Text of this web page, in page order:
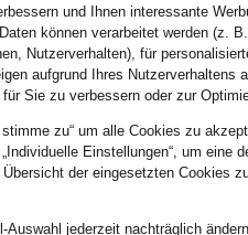
und Ihnen interessante
können verarbeitet werden (z.
Nutzerverhalten), für
aufgrund Ihres Nutzerverhaltens
Sie zu verbessern oder zur
zu“ um alle Cookies zu
Einstellungen“, um eine
der eingesetzten Cookies
Auswahl jederzeit nachträglich